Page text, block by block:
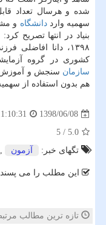
شده و هرسال تعداد
سهمیه وارددانشگاه و
بنیاد در انتها تصریح
كشوری در گروه
سازمان
هم بدون استفاده از سهمیه، حائز
1398/06/08
5.0
/
5
تگهای خبر:
آزمون ,
این مطلب را می
تازه ترین مطالب